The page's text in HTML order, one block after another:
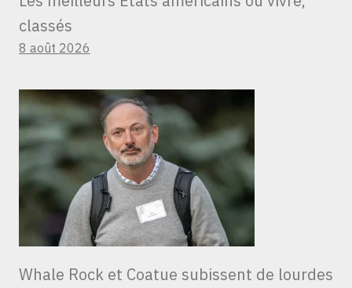
classés
8 août 2026
Whale Rock et Coatue subissent de lourdes